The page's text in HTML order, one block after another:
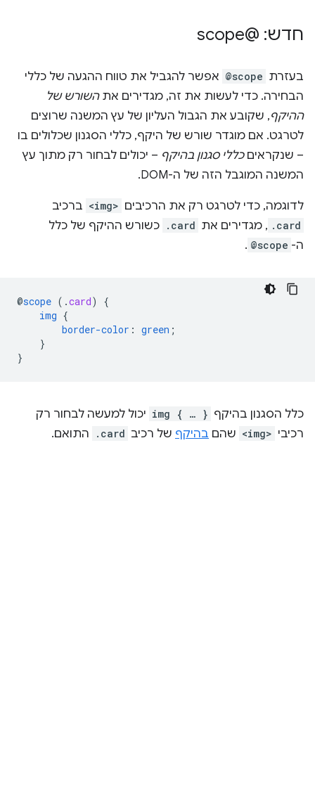
חדש: @scope
בעזרת @scope אפשר להגביל את טווח ההגעה של כללי
הבחירה. כדי לעשות את זה, מגדירים אתהשורש של
ההיקף, שקובע את הגבול העליון של עץ המשנה שרוצים
לטרגט. אם מוגדר שורש של היקף, כללי הסגנון שכלולים בו
– שנקראיםכללי סגנון בהיקף – יכולים לבחור רק מתוך עץ
המשנה המוגבל הזה של ה-DOM.
לדוגמה, כדי לטרגט רק את הרכיבים <img> ברכיב
.card , מגדירים את .card כשורש ההיקף של כלל
ה- @scope
.
@scope ( .card)
{
img {
border-color : green ;
}
}
כלל הסגנון בהיקף img { … } יכול למעשה לבחור רק
רכיבי <img> שהם בהיקף של רכיב .card התואם.